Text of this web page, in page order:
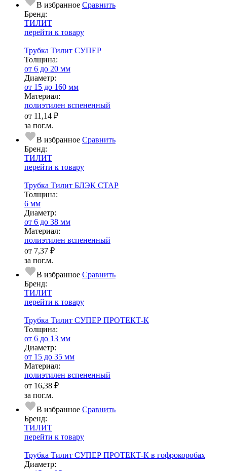
В избранное Сравнить
Бренд:
ТИЛИТ
перейти к товару
Трубка Тилит СУПЕР
Тол­щи­на:
от 6 до 20 мм
Диаметр:
от 15 до 160 мм
Ма­­те­­ри­­ал:
полиэтилен вспененный
от 11,14 ₽
за пог.м.
В избранное Сравнить
Бренд:
ТИЛИТ
перейти к товару
Трубка Тилит БЛЭК СТАР
Тол­щи­на:
6 мм
Диаметр:
от 6 до 38 мм
Ма­­те­­ри­­ал:
полиэтилен вспененный
от 7,37 ₽
за пог.м.
В избранное Сравнить
Бренд:
ТИЛИТ
перейти к товару
Трубка Тилит СУПЕР ПРОТЕКТ-К
Тол­щи­на:
от 6 до 13 мм
Диаметр:
от 15 до 35 мм
Ма­­те­­ри­­ал:
полиэтилен вспененный
от 16,38 ₽
за пог.м.
В избранное Сравнить
Бренд:
ТИЛИТ
перейти к товару
Трубка Тилит СУПЕР ПРОТЕКТ-К в гофрокоробах
Диаметр: